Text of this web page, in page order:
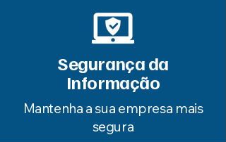
Segurança da
Informação
Mantenha a sua empresa mais
segura